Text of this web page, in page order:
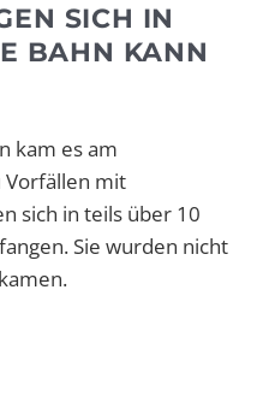
SICH IN
BAHN KANN
kam es am
Vorfällen mit
sich in teils über 10
Sie wurden nicht